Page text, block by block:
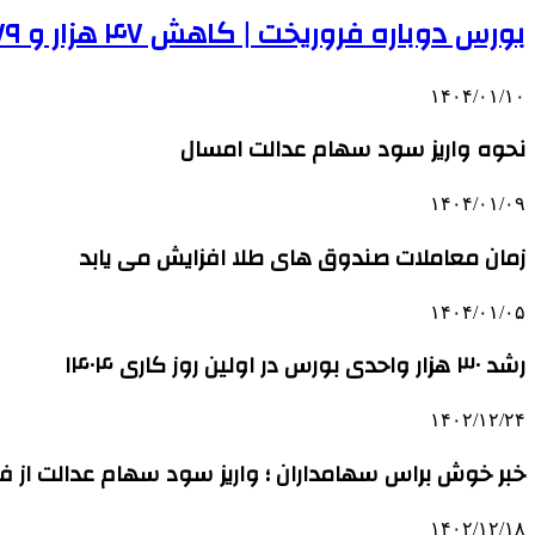
بورس دوباره فروریخت | کاهش ۴۷ هزار و ۶۷۹ واحدی شاخص کل
۱۴۰۴/۰۱/۱۰
نحوه واریز سود سهام عدالت امسال
۱۴۰۴/۰۱/۰۹
زمان معاملات صندوق های طلا افزایش می یابد
۱۴۰۴/۰۱/۰۵
رشد ۳۰ هزار واحدی بورس در اولین روز کاری ۱۴۰۴
۱۴۰۲/۱۲/۲۴
خبر خوش براس سهامداران ؛ واریز سود سهام عدالت از
۱۴۰۲/۱۲/۱۸